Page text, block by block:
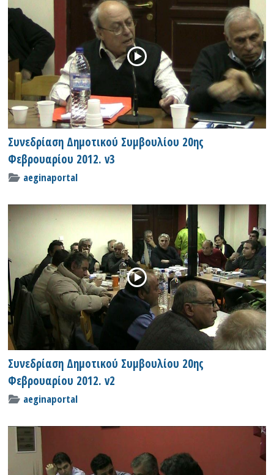
Συνεδρίαση Δημοτικού Συμβουλίου 20ης
Φεβρουαρίου 2012. v3
aeginaportal
Συνεδρίαση Δημοτικού Συμβουλίου 20ης
Φεβρουαρίου 2012. v2
aeginaportal